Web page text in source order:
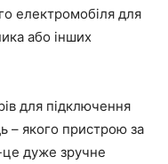
електромобіля для
або інших
для підключення
– якого пристрою за
дуже зручне